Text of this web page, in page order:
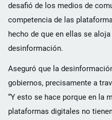
desafió de los medios de
competencia de las
hecho de que en ellas se
desinformación.
Aseguró que la
gobiernos, precisamente a
“Y esto se hace porque en la
plataformas digitales no